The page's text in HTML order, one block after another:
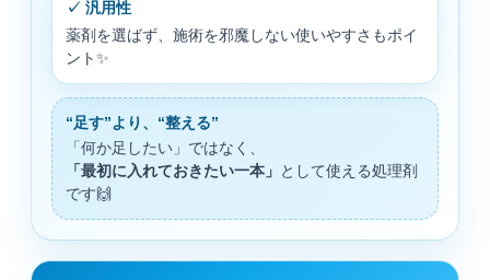
✓ 汎用性
薬剤を選ばず、施術を邪魔しない使いやすさもポイ
ント✨
“足す”より、“整える”
「何か足したい」ではなく、
「最初に入れておきたい一本」 として使える処理剤
です🙌